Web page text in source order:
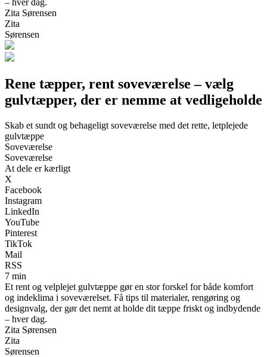
Zita Sørensen
Zita
Sørensen
Rene tæpper, rent soveværelse – vælg
gulvtæpper, der er nemme at vedligeholde
Skab et sundt og behageligt soveværelse med det rette, letplejede
gulvtæppe
Soveværelse
Soveværelse
At dele er kærligt
X
Facebook
Instagram
LinkedIn
YouTube
Pinterest
TikTok
Mail
RSS
7 min
Et rent og velplejet gulvtæppe gør en stor forskel for både komfort
og indeklima i soveværelset. Få tips til materialer, rengøring og
designvalg, der gør det nemt at holde dit tæppe friskt og indbydende
– hver dag.
Zita Sørensen
Zita
Sørensen